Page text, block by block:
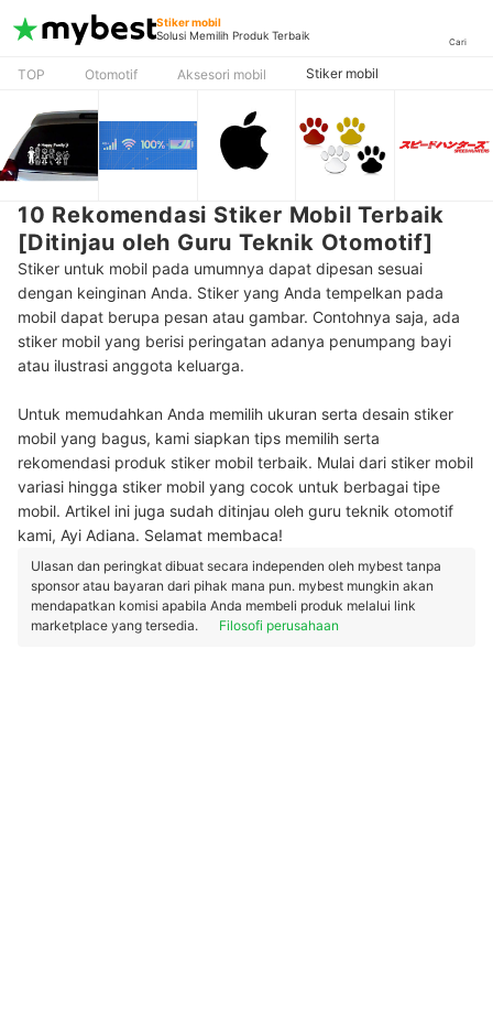
Stiker mobil
Solusi Memilih Produk Terbaik
Cari
TOP Otomotif Aksesori mobil Stiker mobil
10 Rekomendasi Stiker Mobil Terbaik
[Ditinjau oleh Guru Teknik Otomotif]
Stiker untuk mobil pada umumnya dapat dipesan sesuai
dengan keinginan Anda. Stiker yang Anda tempelkan pada
mobil dapat berupa pesan atau gambar. Contohnya saja, ada
stiker mobil yang berisi peringatan adanya penumpang bayi
atau ilustrasi anggota keluarga.
Untuk memudahkan Anda memilih ukuran serta desain stiker
mobil yang bagus, kami siapkan tips memilih serta
rekomendasi produk stiker mobil terbaik. Mulai dari stiker mobil
variasi hingga stiker mobil yang cocok untuk berbagai tipe
mobil. Artikel ini juga sudah ditinjau oleh guru teknik otomotif
kami, Ayi Adiana. Selamat membaca!
Ulasan dan peringkat dibuat secara independen oleh mybest tanpa
sponsor atau bayaran dari pihak mana pun. mybest mungkin akan
mendapatkan komisi apabila Anda membeli produk melalui link
marketplace yang tersedia.
Filosofi perusahaan